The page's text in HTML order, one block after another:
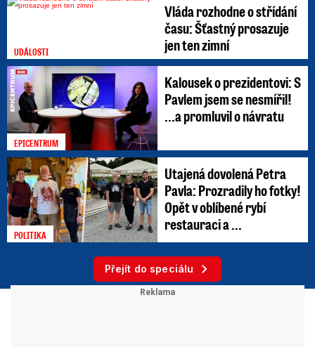
UDÁLOSTI
Vláda rozhodne o střídání
času: Šťastný prosazuje
jen ten zimní
EPICENTRUM
Kalousek o prezidentovi: S
Pavlem jsem se nesmířil!
...a promluvil o návratu
POLITIKA
Utajená dovolená Petra
Pavla: Prozradily ho fotky!
Opět v oblíbené rybí
restauraci a ...
Přejít do speciálu